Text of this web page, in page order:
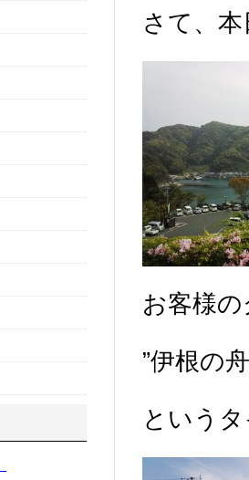
さて、
お客様
”伊根の
という